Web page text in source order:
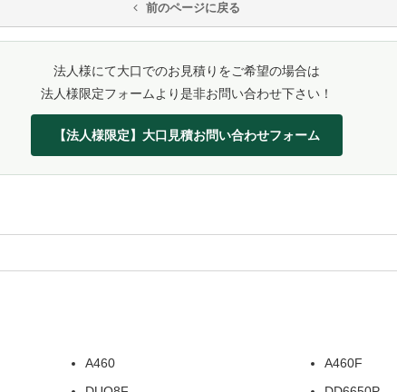
前のページに戻る
法人様にて大口でのお見積りをご希望の場合は
法人様限定フォームより是非お問い合わせ下さい！
【法人様限定】大口見積お問い合わせフォーム
A460 A460F